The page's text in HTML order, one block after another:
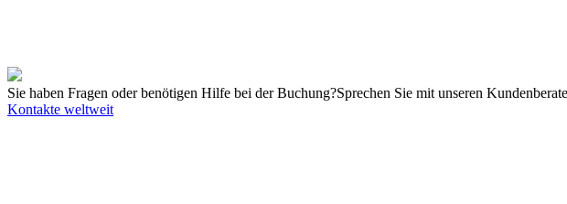
Sie haben Fragen oder benötigen Hilfe bei der Buchung?Sprechen Sie mit unseren
Kontakte weltweit